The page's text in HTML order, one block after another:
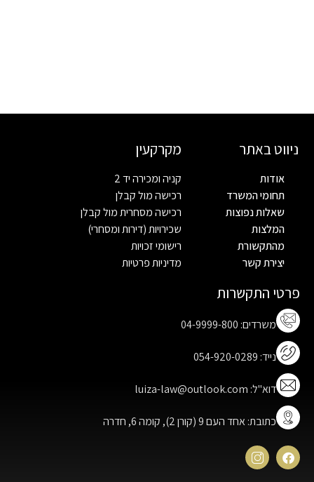
ניווט באתר
אודות
תחומי המשרד
שאלות נפוצות
המלצות
מהתקשורת
יצירת קשר
מקרקעין
קניה ומכירה יד 2
רכישה מול קבלן
רכישה מסחרית מול קבלן
שכירויות (דירות ומסחרי)
רישומי זכויות
מדיניות פרטיות
פרטי התקשרות
משרדים: 04-9999-800
נייד: 054-920-0289
דוא"ל: luiza-law@outlook.com
כתובת: אחד העם 9 (קורן 2), קומה 6, חדרה